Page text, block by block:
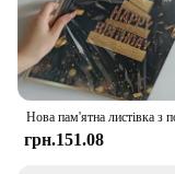
грн.151.08